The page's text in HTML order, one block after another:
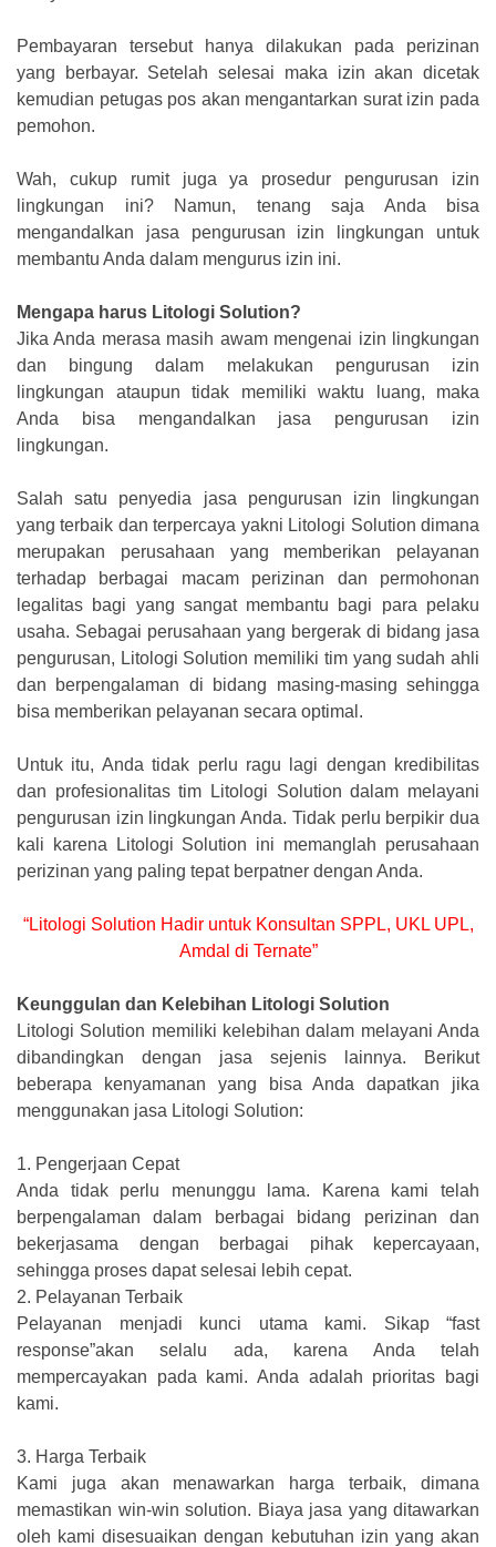
Pembayaran tersebut hanya dilakukan pada perizinan
yang berbayar. Setelah selesai maka izin akan dicetak
kemudian petugas pos akan mengantarkan surat izin pada
pemohon.
Wah, cukup rumit juga ya prosedur pengurusan izin
lingkungan ini? Namun, tenang saja Anda bisa
mengandalkan jasa pengurusan izin lingkungan untuk
membantu Anda dalam mengurus izin ini.
Mengapa harus Litologi Solution?
Jika Anda merasa masih awam mengenai izin lingkungan
dan bingung dalam melakukan pengurusan izin
lingkungan ataupun tidak memiliki waktu luang, maka
Anda bisa mengandalkan jasa pengurusan izin
lingkungan.
Salah satu penyedia jasa pengurusan izin lingkungan
yang terbaik dan terpercaya yakni Litologi Solution dimana
merupakan perusahaan yang memberikan pelayanan
terhadap berbagai macam perizinan dan permohonan
legalitas bagi yang sangat membantu bagi para pelaku
usaha. Sebagai perusahaan yang bergerak di bidang jasa
pengurusan, Litologi Solution memiliki tim yang sudah ahli
dan berpengalaman di bidang masing-masing sehingga
bisa memberikan pelayanan secara optimal.
Untuk itu, Anda tidak perlu ragu lagi dengan kredibilitas
dan profesionalitas tim Litologi Solution dalam melayani
pengurusan izin lingkungan Anda. Tidak perlu berpikir dua
kali karena Litologi Solution ini memanglah perusahaan
perizinan yang paling tepat berpatner dengan Anda.
“Litologi Solution Hadir untuk Konsultan SPPL, UKL UPL,
Amdal di Ternate”
Keunggulan dan Kelebihan Litologi Solution
Litologi Solution memiliki kelebihan dalam melayani Anda
dibandingkan dengan jasa sejenis lainnya. Berikut
beberapa kenyamanan yang bisa Anda dapatkan jika
menggunakan jasa Litologi Solution:
1. Pengerjaan Cepat
Anda tidak perlu menunggu lama. Karena kami telah
berpengalaman dalam berbagai bidang perizinan dan
bekerjasama dengan berbagai pihak kepercayaan,
sehingga proses dapat selesai lebih cepat.
2. Pelayanan Terbaik
Pelayanan menjadi kunci utama kami. Sikap “fast
response”akan selalu ada, karena Anda telah
mempercayakan pada kami. Anda adalah prioritas bagi
kami.
3. Harga Terbaik
Kami juga akan menawarkan harga terbaik, dimana
memastikan win-win solution. Biaya jasa yang ditawarkan
oleh kami disesuaikan dengan kebutuhan izin yang akan